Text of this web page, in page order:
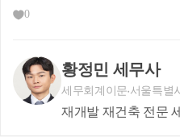
[2] 2026년 5월에
0
황정민 세무사
세무회계이문 서울특별
재개발 재건축 전문